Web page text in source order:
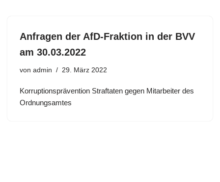
Anfragen der AfD-Fraktion in der BVV
am 30.03.2022
von admin 29. März 2022
Korruptionsprävention Straftaten gegen Mitarbeiter des
Ordnungsamtes